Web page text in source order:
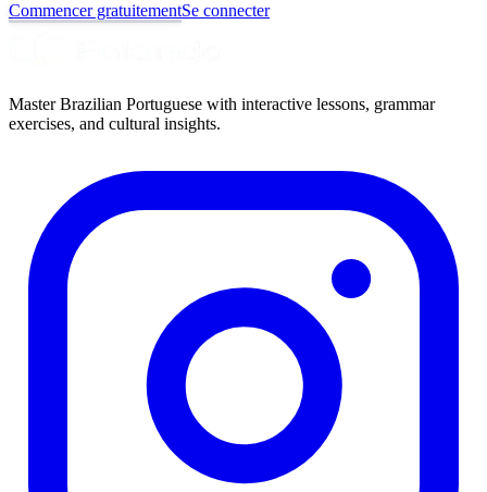
Commencer gratuitementSe connecter
Master Brazilian Portuguese with interactive lessons, grammar
exercises, and cultural insights.